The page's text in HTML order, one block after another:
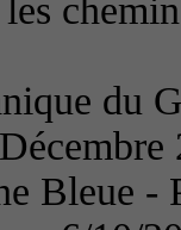
du
Bleue -